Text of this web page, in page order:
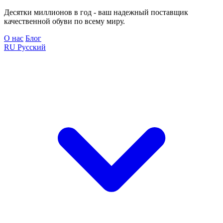
Десятки миллионов в год - ваш надежный поставщик
качественной обуви по всему миру.
О нас Блог
RU Русский